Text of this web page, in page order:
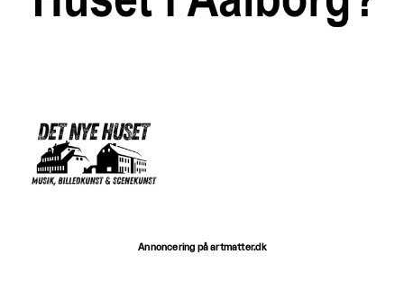
Annoncering på artmatter.dk